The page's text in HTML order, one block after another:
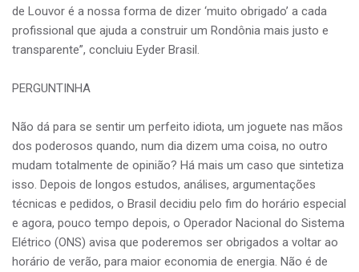
de Louvor é a nossa forma de dizer ‘muito obrigado’ a cada
profissional que ajuda a construir um Rondônia mais justo e
transparente”, concluiu Eyder Brasil.
PERGUNTINHA
Não dá para se sentir um perfeito idiota, um joguete nas mãos
dos poderosos quando, num dia dizem uma coisa, no outro
mudam totalmente de opinião? Há mais um caso que sintetiza
isso. Depois de longos estudos, análises, argumentações
técnicas e pedidos, o Brasil decidiu pelo fim do horário especial
e agora, pouco tempo depois, o Operador Nacional do Sistema
Elétrico (ONS) avisa que poderemos ser obrigados a voltar ao
horário de verão, para maior economia de energia. Não é de